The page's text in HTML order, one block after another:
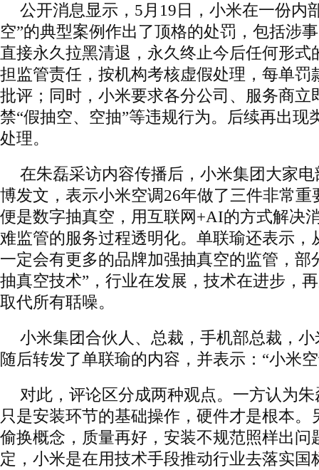
公开消息显示，5月19日，小米在一份内
空”的典型案例作出了顶格的处罚，包括涉
直接永久拉黑清退，永久终止今后任何形式
担监管责任，按机构考核虚假处理，每单罚
批评；同时，小米要求各分公司、服务商立
禁“假抽空、空抽”等违规行为。后续再出现
处理。
在朱磊采访内容传播后，小米集团大家
博发文，表示小米空调26年做了三件非常重
便是数字抽真空，用互联网+AI的方式解决
难监管的服务过程透明化。单联瑜还表示，
一定会有更多的品牌加强抽真空的监管，部
抽真空技术”，行业在发展，技术在进步，
取代所有聒噪。
小米集团合伙人、总裁，手机部总裁，
随后转发了单联瑜的内容，并表示：“小米
对此，评论区分成两种观点。一方认为
只是安装环节的基础操作，硬件才是根本。
偷换概念，质量再好，安装不规范照样出问
定，小米是在用技术手段推动行业去落实国